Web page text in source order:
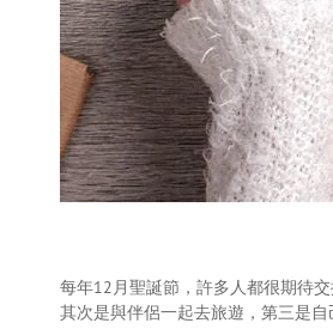
每年12月聖誕節，許多人都很期待
其次是與伴侶一起去旅遊，第三是